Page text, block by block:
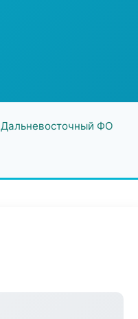
Дальневосточный ФО